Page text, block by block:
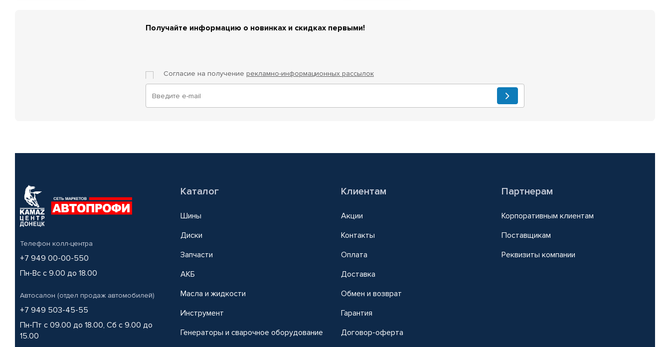
Получайте информацию о новинках и скидках первыми!
Согласие на получение рекламно-информационных рассылок
Телефон колл-центра
+7 949 00-00-550
Пн-Вс с 9.00 до 18.00
Автосалон (отдел продаж автомобилей)
+7 949 503-45-55
Пн-Пт с 09.00 до 18.00, Сб с 9.00 до
15.00
Каталог
Шины
Диски
Запчасти
АКБ
Масла и жидкости
Инструмент
Генераторы и сварочное оборудование
Клиентам
Акции
Контакты
Оплата
Доставка
Обмен и возврат
Гарантия
Договор-оферта
Партнерам
Корпоративным клиентам
Поставщикам
Реквизиты компании